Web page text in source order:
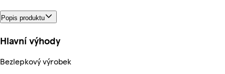
Popis produktu
Hlavní výhody
Bezlepkový výrobek